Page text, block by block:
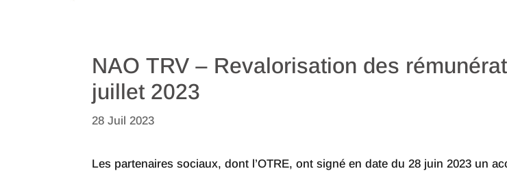
NAO TRV – Revalorisation des
juillet 2023
28 Juil 2023
Les partenaires sociaux, dont l’OTRE, ont signé en date du 28 juin 2023 un